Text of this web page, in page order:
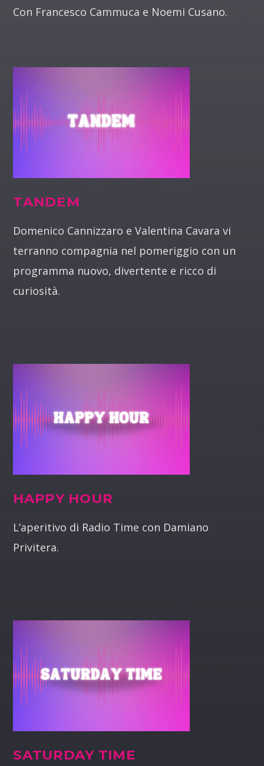
Con Francesco Cammuca e Noemi Cusano.
TANDEM
Domenico Cannizzaro e Valentina Cavara vi
terranno compagnia nel pomeriggio con un
programma nuovo, divertente e ricco di
curiosità.
HAPPY HOUR
L’aperitivo di Radio Time con Damiano
Privitera.
SATURDAY TIME